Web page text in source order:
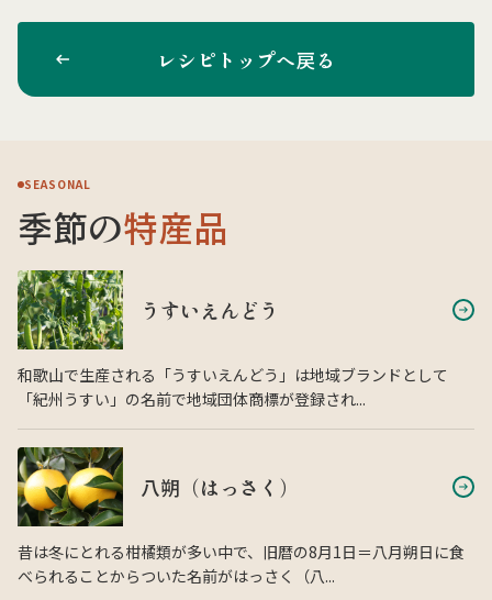
レシピトップへ戻る
SEASONAL
季節の特産品
うすいえんどう
和歌山で生産される「うすいえんどう」は地域ブランドとして
「紀州うすい」の名前で地域団体商標が登録され...
八朔（はっさく）
昔は冬にとれる柑橘類が多い中で、旧暦の8月1日＝八月朔日に食
べられることからついた名前がはっさく（八...